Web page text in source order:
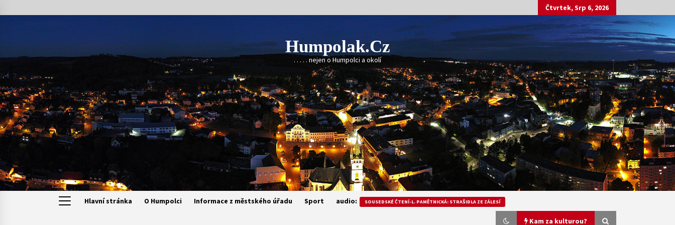
to
content
Čtvrtek, Srp 6, 2026
Humpolak.cz
. . . . . nejen o Humpolci a okolí
Hlavní stránka O Humpolci Informace z městského úřadu Sport audio: SOUSEDSKÉ ČTENÍ-L. PAMĚTNICKÁ: STRAŠIDLA ZE ZÁLESÍ
Kam za kulturou?